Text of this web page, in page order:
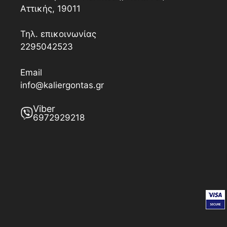
Αττικής, 19011
Τηλ. επικοινωνίας
2295042523
Email
info@kaliergontas.gr
Viber
6972929218